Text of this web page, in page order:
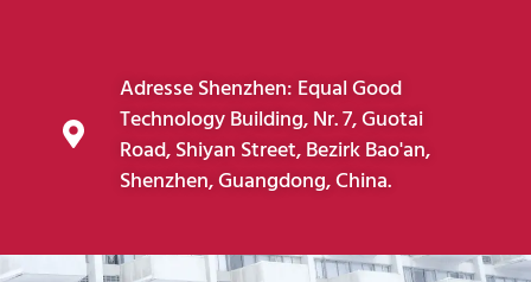
Adresse Shenzhen: Equal Good
Technology Building, Nr. 7, Guotai
Road, Shiyan Street, Bezirk Bao'an,
Shenzhen, Guangdong, China.